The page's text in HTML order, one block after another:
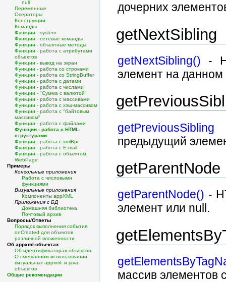
null
Переменные
Операторы
Конструкции
Команды
Функции - system
Функции - сетевые команды
Функции - объектные методы
Функции - работа с атрибутами
объектов
Функции - вывод на экран
Функции - работа со строками
Функции - работа со StringBuffer
Функции - работа с датами
Функции - работа с числами
Функции - "Сумма с валютой"
Функции - работа с массивами
Функции - работа с хэш-массивом
Функции - работа с "байтовым
массивом"
Функции - работа с файлами
Функции - работа с HTML-
структурами
Функции - работа с xmlRpc
Функции - работа с E-mail
Функции - работа с объектом
WebPage
Примеры
Консольные приложения
Работа с числовыми
функциями
Визуальные приложения
Компоненты appXML
Приложения с БД
Домашняя библиотека
Почтовый архив
Вопросы/Ответы
Порядок выполнения события
onCreated для объектов
различной вложенности
Об appxml-объектах
Об идентификаторах объектов
О смешанном использовании
визуальных appxml- и java-
объектов
Общие рекомендации
дочерних
getNextSibling
getNextSibling() -
элемент на данном
getPreviousSibling
предыдущий
getParentNode
getParentNode() -
элемент или null.
массив элементов